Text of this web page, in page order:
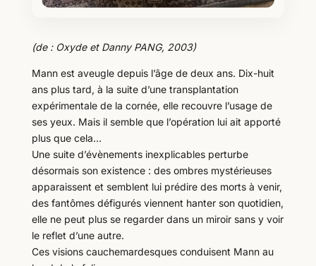
(de : Oxyde et Danny PANG, 2003)
Mann est aveugle depuis l’âge de deux ans. Dix-huit
ans plus tard, à la suite d’une transplantation
expérimentale de la cornée, elle recouvre l’usage de
ses yeux. Mais il semble que l’opération lui ait apporté
plus que cela…
Une suite d’évènements inexplicables perturbe
désormais son existence : des ombres mystérieuses
apparaissent et semblent lui prédire des morts à venir,
des fantômes défigurés viennent hanter son quotidien,
elle ne peut plus se regarder dans un miroir sans y voir
le reflet d’une autre.
Ces visions cauchemardesques conduisent Mann au